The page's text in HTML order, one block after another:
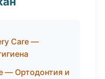
Care —
— Ортодонтия и